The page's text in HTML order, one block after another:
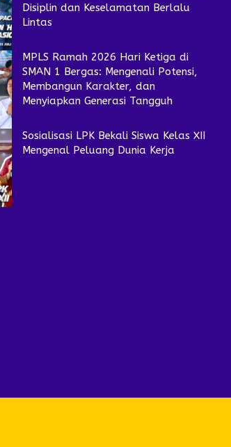
Disiplin dan Keselamatan Berlalu
Lintas
MPLS Ramah 2026 Hari Ketiga di
SMAN 1 Bergas: Mengenali Potensi,
Membangun Karakter, dan
Menyiapkan Generasi Tangguh
Sosialisasi LPK Bekali Siswa Kelas XII
Mengenal Peluang Dunia Kerja